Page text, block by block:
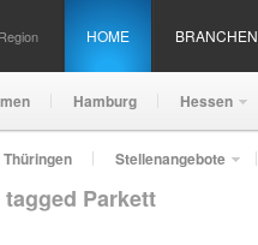
HOME BRANCHEN
Hamburg Hessen
Thüringen Stellenangebote
Parkett